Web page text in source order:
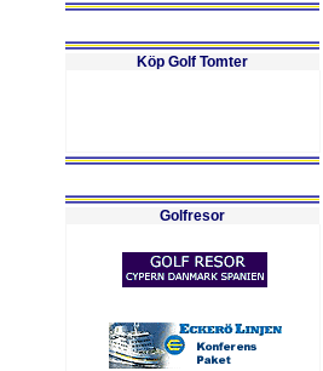
Köp Golf Tomter
Golfresor